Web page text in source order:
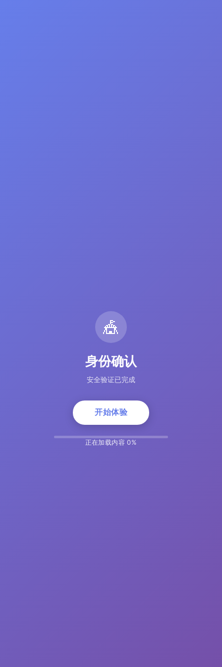
🎪
身份确认
安全验证已完成
开始体验
正在加载内容 5%